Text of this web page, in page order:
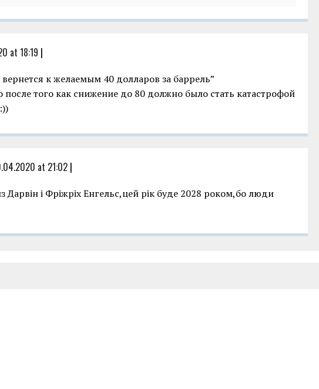
at 18:19 |
к желаемым 40 долларов за баррель”
того как снижение до 80 должно было стать катастрофой
at 21:02 |
Дарвін і Фріжріх Енгельс,цей рік буде 2028 роком,бо люди